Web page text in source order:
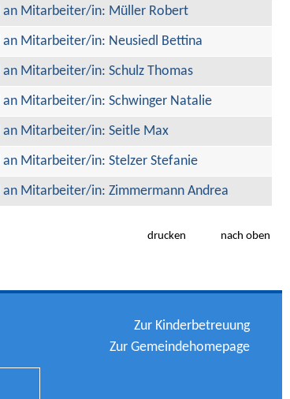
drucken nach oben
Zur Kinderbetreuung
Zur Gemeindehomepage